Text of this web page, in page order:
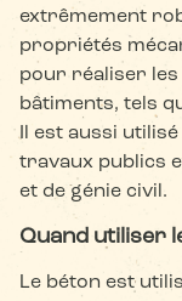
extrêmement
propriétés
pour réaliser
bâtiments, tels
Il est aussi
travaux publics
et de génie civil.
Quand utiliser
Le béton est